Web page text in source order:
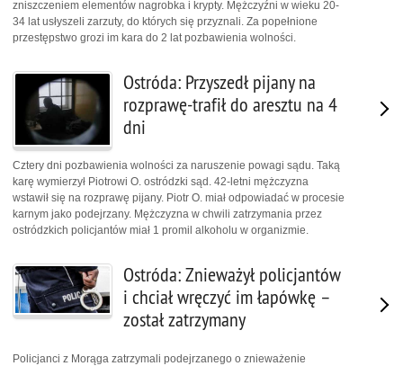
zniszczeniem elementów nagrobka i krypty. Mężczyźni w wieku 20-
34 lat usłyszeli zarzuty, do których się przyznali. Za popełnione
przestępstwo grozi im kara do 2 lat pozbawienia wolności.
Ostróda: Przyszedł pijany na
rozprawę-trafił do aresztu na 4
dni
Cztery dni pozbawienia wolności za naruszenie powagi sądu. Taką
karę wymierzył Piotrowi O. ostródzki sąd. 42-letni mężczyzna
wstawił się na rozprawę pijany. Piotr O. miał odpowiadać w procesie
karnym jako podejrzany. Mężczyzna w chwili zatrzymania przez
ostródzkich policjantów miał 1 promil alkoholu w organizmie.
Ostróda: Znieważył policjantów
i chciał wręczyć im łapówkę –
został zatrzymany
Policjanci z Morąga zatrzymali podejrzanego o znieważenie